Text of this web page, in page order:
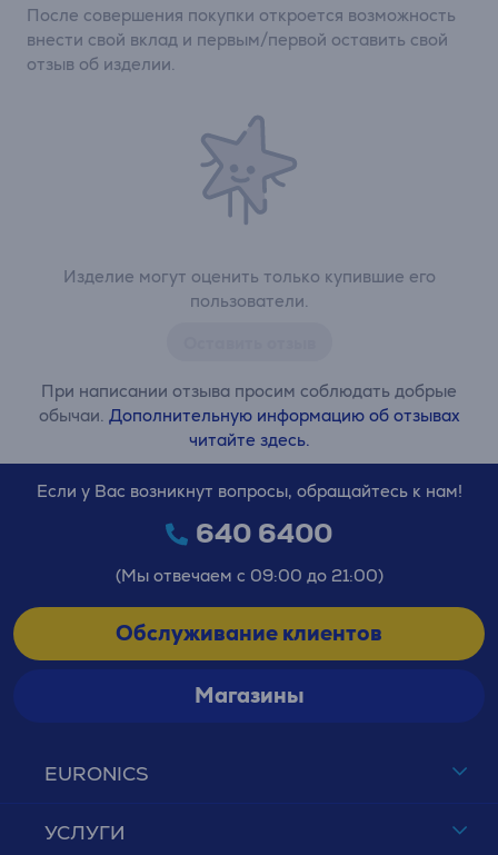
Изделие могут оценить только купившие его
пользователи.
При написании отзыва просим соблюдать добрые
обычаи. Дополнительную информацию об отзывах
читайте здесь.
После совершения покупки откроется возможность
внести свой вклад и первым/первой оставить свой
отзыв об изделии.
EURONICS
УСЛУГИ
Если у Вас возникнут вопросы, обращайтесь к нам!
640 6400
(Мы отвечаем с 09:00 до 21:00)
Обслуживание клиентов
Магазины